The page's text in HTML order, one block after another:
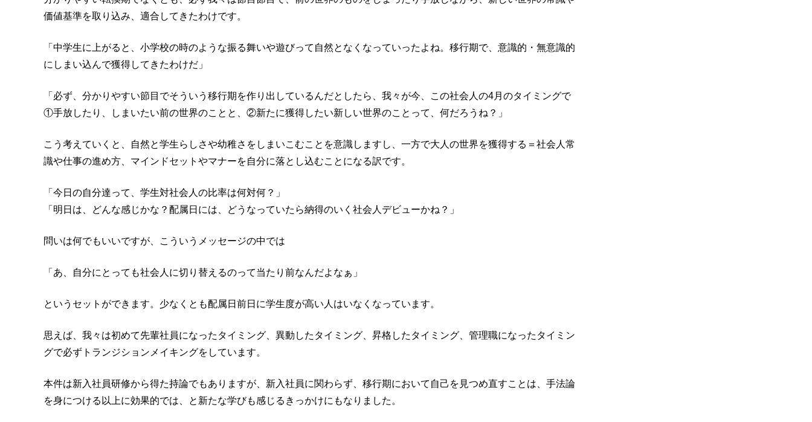
価値基準を取り込み、適合してきたわけです。
「中学生に上がると、小学校の時のような振る舞いや遊びって自然となくなっていったよね。移行期で、意識的・無意識的
にしまい込んで獲得してきたわけだ」
「必ず、分かりやすい節目でそういう移行期を作り出しているんだとしたら、我々が今、この社会人の4月のタイミングで
①手放したり、しまいたい前の世界のことと、②新たに獲得したい新しい世界のことって、何だろうね？」
こう考えていくと、自然と学生らしさや幼稚さをしまいこむことを意識しますし、一方で大人の世界を獲得する＝社会人常
識や仕事の進め方、マインドセットやマナーを自分に落とし込むことになる訳です。
「今日の自分達って、学生対社会人の比率は何対何？」
「明日は、どんな感じかな？配属日には、どうなっていたら納得のいく社会人デビューかね？」
問いは何でもいいですが、こういうメッセージの中では
「あ、自分にとっても社会人に切り替えるのって当たり前なんだよなぁ」
というセットができます。少なくとも配属日前日に学生度が高い人はいなくなっています。
思えば、我々は初めて先輩社員になったタイミング、異動したタイミング、昇格したタイミング、管理職になったタイミン
グで必ずトランジションメイキングをしています。
本件は新入社員研修から得た持論でもありますが、新入社員に関わらず、移行期において自己を見つめ直すことは、手法論
を身につける以上に効果的では、と新たな学びも感じるきっかけにもなりました。